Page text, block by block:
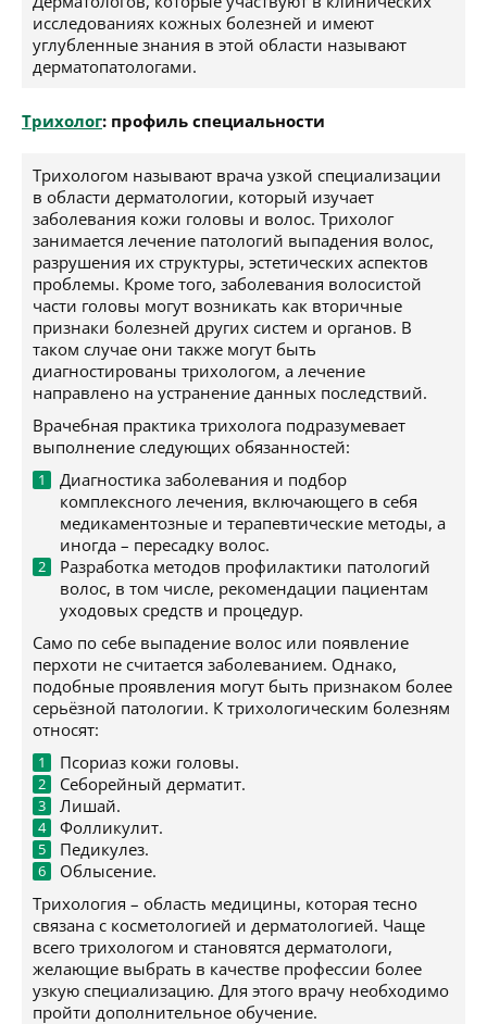
исследованиях кожных болезней и имеют
углубленные знания в этой области называют
дерматопатологами.
Трихолог: профиль специальности
Трихологом называют врача узкой специализации
в области дерматологии, который изучает
заболевания кожи головы и волос. Трихолог
занимается лечение патологий выпадения волос,
разрушения их структуры, эстетических аспектов
проблемы. Кроме того, заболевания волосистой
части головы могут возникать как вторичные
признаки болезней других систем и органов. В
таком случае они также могут быть
диагностированы трихологом, а лечение
направлено на устранение данных последствий.
Врачебная практика трихолога подразумевает
выполнение следующих обязанностей:
Диагностика заболевания и подбор
комплексного лечения, включающего в себя
медикаментозные и терапевтические методы, а
иногда – пересадку волос.
Разработка методов профилактики патологий
волос, в том числе, рекомендации пациентам
уходовых средств и процедур.
Само по себе выпадение волос или появление
перхоти не считается заболеванием. Однако,
подобные проявления могут быть признаком более
серьёзной патологии. К трихологическим болезням
относят:
Псориаз кожи головы.
Себорейный дерматит.
Лишай.
Фолликулит.
Педикулез.
Облысение.
Трихология – область медицины, которая тесно
связана с косметологией и дерматологией. Чаще
всего трихологом и становятся дерматологи,
желающие выбрать в качестве профессии более
узкую специализацию. Для этого врачу необходимо
пройти дополнительное обучение.